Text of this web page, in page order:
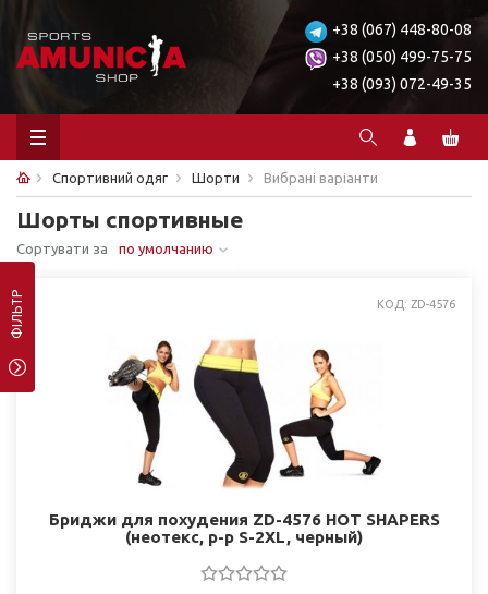
+38 (067) 448-80-08
+38 (050) 499-75-75
+38 (093) 072-49-35
Спортивний одяг Шорти Вибрані варіанти
Шорты спортивные
Сортувати за по умолчанию
ФІЛЬТР КОД: ZD-4576
Бриджи для похудения ZD-4576 HOT SHAPERS
(неотекс, р-р S-2XL, черный)